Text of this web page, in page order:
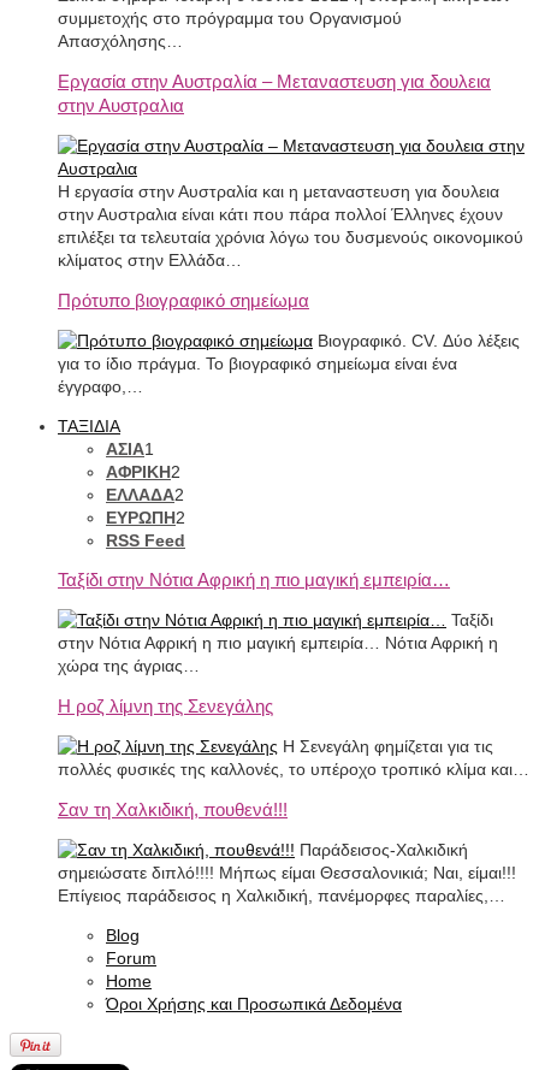
συμμετοχής στο πρόγραμμα του Οργανισμού
Απασχόλησης…
Εργασία στην Αυστραλία – Μεταναστευση για δουλεια
στην Αυστραλια
Η εργασία στην Αυστραλία και η μεταναστευση για δουλεια
στην Αυστραλια είναι κάτι που πάρα πολλοί Έλληνες έχουν
επιλέξει τα τελευταία χρόνια λόγω του δυσμενούς οικονομικού
κλίματος στην Ελλάδα…
Πρότυπο βιογραφικό σημείωμα
Βιογραφικό. CV. Δύο λέξεις
για το ίδιο πράγμα. Το βιογραφικό σημείωμα είναι ένα
έγγραφο,…
ΤΑΞΙΔΙΑ
ΑΣΙΑ1
ΑΦΡΙΚΗ2
ΕΛΛΑΔΑ2
ΕΥΡΩΠΗ2
RSS Feed
Ταξίδι στην Νότια Αφρική η πιο μαγική εμπειρία…
Ταξίδι
στην Νότια Αφρική η πιο μαγική εμπειρία… Νότια Αφρική η
χώρα της άγριας…
Η ροζ λίμνη της Σενεγάλης
Η Σενεγάλη φημίζεται για τις
πολλές φυσικές της καλλονές, το υπέροχο τροπικό κλίμα και…
Σαν τη Χαλκιδική, πουθενά!!!
Παράδεισος-Χαλκιδική
σημειώσατε διπλό!!!! Μήπως είμαι Θεσσαλονικιά; Ναι, είμαι!!!
Επίγειος παράδεισος η Χαλκιδική, πανέμορφες παραλίες,…
Blog
Forum
Home
Όροι Χρήσης και Προσωπικά Δεδομένα